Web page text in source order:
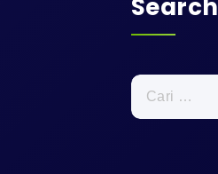
Search
Cari
untuk: